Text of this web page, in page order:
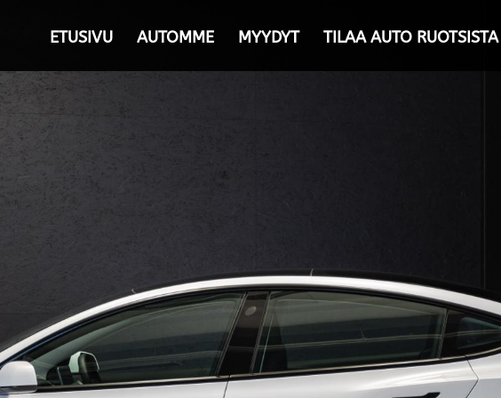
ETUSIVU AUTOMME MYYDYT TILAA AUTO RUOTSISTA